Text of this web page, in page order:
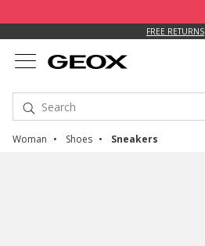
FREE RETURNS
Woman Shoes Sneakers